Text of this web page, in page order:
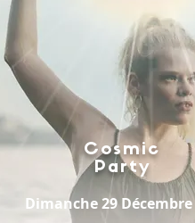
Cosmic
Party
Dimanche 29 Décembre